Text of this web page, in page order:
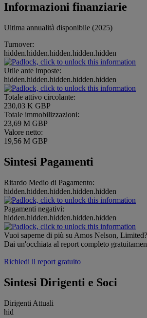
Informazioni finanziarie
Ultima annualità disponibile (2025)
Turnover:
hidden.hidden.hidden.hidden.hidden
Utile ante imposte:
hidden.hidden.hidden.hidden.hidden
Totale attivo circolante:
230,03 K GBP
Totale immobilizzazioni:
23,69 M GBP
Valore netto:
19,56 M GBP
Sintesi Pagamenti
Ritardo Medio di Pagamento:
hidden.hidden.hidden.hidden.hidden
Pagamenti negativi:
hidden.hidden.hidden.hidden.hidden
Vuoi saperne di più su Amos Nelson, Limited?
Dai un'occhiata al report completo
Richiedi il report gratuito
Sintesi Dirigenti e Soci
Dirigenti Attuali
hid